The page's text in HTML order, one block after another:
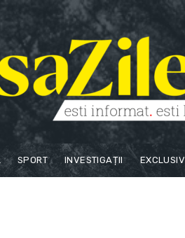
SPORT INVESTIGAȚII EXCLUSIV